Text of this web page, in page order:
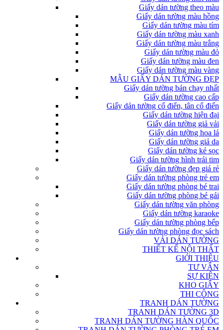
Giấy dán tường theo màu
Giấy dán tường màu hồng
Giấy dán tường màu tím
Giấy dán tường màu xanh
Giấy dán tường màu trắng
Giấy dán tường màu đỏ
Giấy dán tường màu đen
Giấy dán tường màu vàng
MẪU GIẤY DÁN TƯỜNG ĐẸP
Giấy dán tường bán chạy nhất
Giấy dán tường cao cấp
Giấy dán tường cổ điển, tân cổ điển
Giấy dán tường hiện đại
Giấy dán tường giả vải
Giấy dán tường hoa lá
Giấy dán tường giả da
Giấy dán tường kẻ sọc
Giấy dán tường hình trái tim
Giấy dán tường đẹp giá rẻ
Giấy dán tường phòng trẻ em
Giấy dán tường phòng bé trai
Giấy dán tường phòng bé gái
Giấy dán tường văn phòng
Giấy dán tường karaoke
Giấy dán tường phòng bếp
Giấy dán tường phòng đọc sách
VẢI DÁN TƯỜNG
THIẾT KẾ NỘI THẤT
GIỚI THIỆU
TƯ VẤN
SỰ KIỆN
KHO GIẤY
THI CÔNG
TRANH DÁN TƯỜNG
TRANH DÁN TƯỜNG 3D
TRANH DÁN TƯỜNG HÀN QUỐC